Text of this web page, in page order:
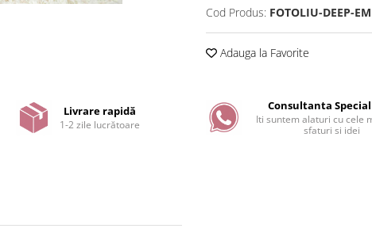
Cod Produs: FOTOLIU-DEEP-
Adauga la Favorite
Livrare rapidă
1-2 zile lucrătoare
Consultanta
Iti suntem alaturi cu cele
sfaturi si idei